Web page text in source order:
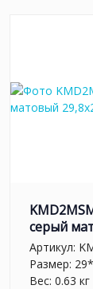
серый
Артикул:
Размер:
Вес: 0.63 кг